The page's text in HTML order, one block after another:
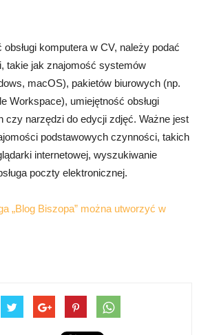
komputera w CV, należy podać
takie jak znajomość systemów
macOS), pakietów biurowych (np.
Workspace), umiejętność obsługi
czy narzędzi do edycji zdjęć. Ważne jest
podstawowych czynności, takich
internetowej, wyszukiwanie
poczty elektronicznej.
„Blog Biszopa” można utworzyć w